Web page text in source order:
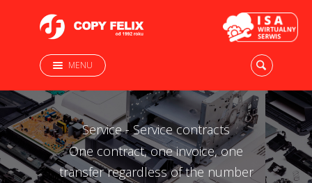
MENU
Service - Service contracts
One contract, one invoice, one
transfer regardless of the number